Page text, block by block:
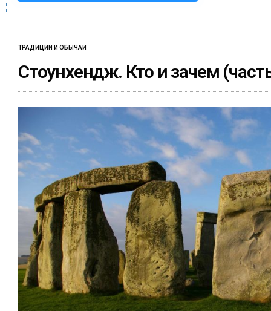
ТРАДИЦИИ И ОБЫЧАИ
Стоунхендж. Кто и зачем